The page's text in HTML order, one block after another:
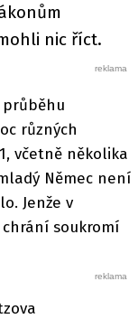
nic říct.
průběhu
různých
včetně několika
Němec není
Jenže v
soukromí